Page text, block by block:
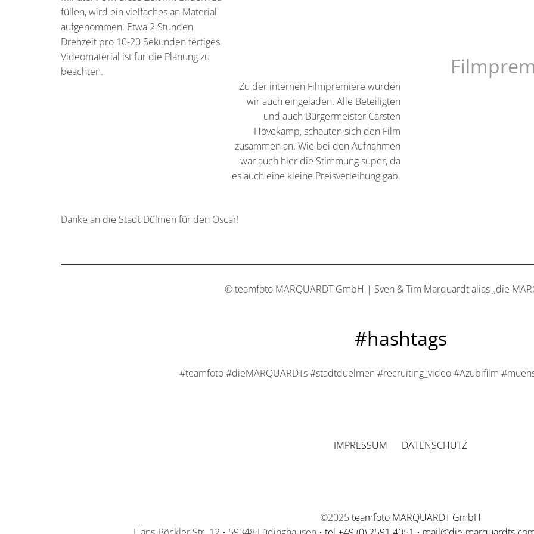
füllen, wird ein vielfaches an Material
aufgenommen. Etwa 2 Stunden
Drehzeit pro 10-20 Sekunden fertiges
Videomaterial ist für die Planung zu
beachten.
Zu der internen Filmpremiere wurden
wir auch eingeladen. Alle Beteiligten
und auch Bürgermeister Carsten
Hövekamp, schauten sich den Film
zusammen an. Wie bei den Aufnahmen
war auch hier die Stimmung super, da
es auch eine kleine Preisverleihung gab.
Danke an die Stadt Dülmen für den Oscar!
© teamfoto MARQUARDT GmbH | Sven & Tim Marquardt alias „die
#hashtags
#teamfoto #dieMARQUARDTs #stadtduelmen #recruiting_video #Azubifilm
IMPRESSUM DATENSCHUTZ
©2025 teamfoto MARQUARDT GmbH